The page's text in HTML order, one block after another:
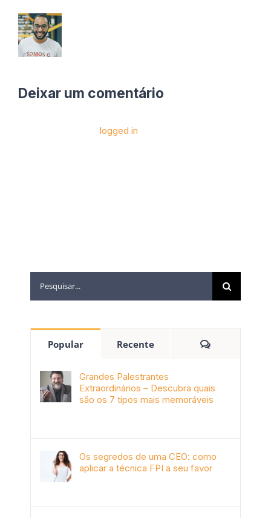
Deixar um comentário
logged in
Popular Recente
Grandes Palestrantes
Extraordinários – Descubra quais
são os 7 tipos mais memoráveis
Os segredos de uma CEO: como
aplicar a técnica FPI a seu favor